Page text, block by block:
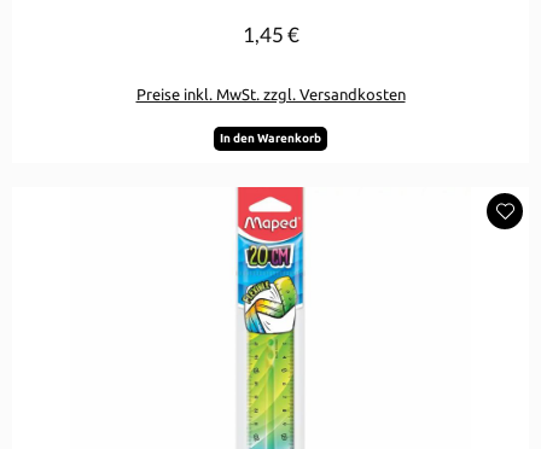
Regulärer Preis:
1,45 €
Preise inkl. MwSt. zzgl. Versandkosten
In den Warenkorb